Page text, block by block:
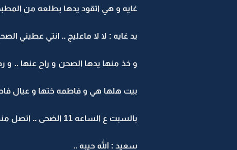
غايه و هي اتقود يدها بطلعه من
يد غايه : لا لا ماعليج .. انتي عطيني
و خذ منها يدها الصحن و راح عنها ..
بيت هلها هي و فاطمه ختها و عيال
بالسبت ع الساعه 11 الضحى .. اتصل منصور بسعيد الي كان في دوامه في جازكو ..
سعيد : الله حيبه ..